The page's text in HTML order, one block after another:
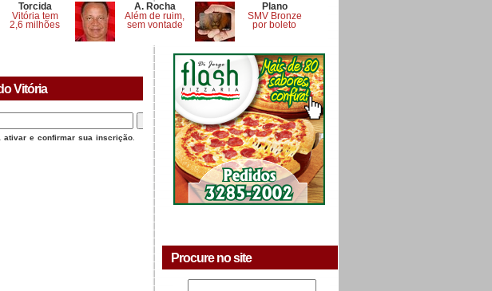
Torcida
Vitória tem
2,6 milhões
A. Rocha
Além de ruim,
sem vontade
Plano
SMV Bronze
por boleto
Vitória
ativar e confirmar sua inscrição
Procure no site